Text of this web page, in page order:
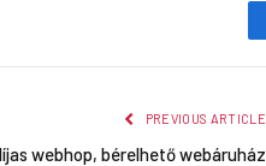
PREVIOUS ARTICLE
webhop, bérelhető webáruház